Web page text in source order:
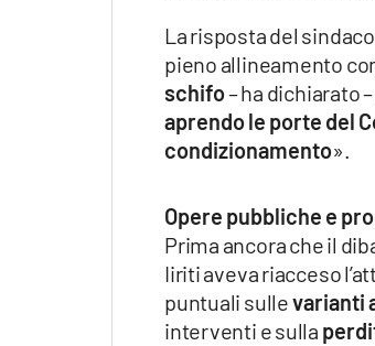
La risposta del
pieno allineamento
schifo– ha dichiarato –
aprendo le porte del
condizionamento».
Opere pubbliche e
Prima ancora che il
Iiriti aveva riacceso
puntuali sullevarianti
interventi e sulla